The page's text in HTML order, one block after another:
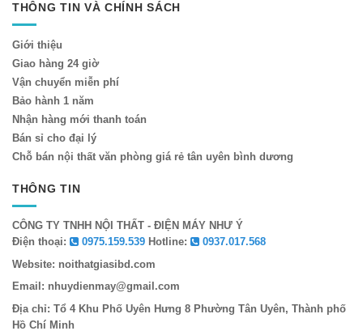
THÔNG TIN VÀ CHÍNH SÁCH
Giới thiệu
Giao hàng 24 giờ
Vận chuyển miễn phí
Bảo hành 1 năm
Nhận hàng mới thanh toán
Bán sỉ cho đại lý
Chỗ bán nội thất văn phòng giá rẻ tân uyên bình dương
THÔNG TIN
CÔNG TY TNHH NỘI THẤT - ĐIỆN MÁY NHƯ Ý
Điện thoại:
0975.159.539 Hotline:
0937.017.568
Website: noithatgiasibd.com
Email: nhuydienmay@gmail.com
Địa chỉ: Tổ 4 Khu Phố Uyên Hưng 8 Phường Tân Uyên, Thành phố
Hồ Chí Minh